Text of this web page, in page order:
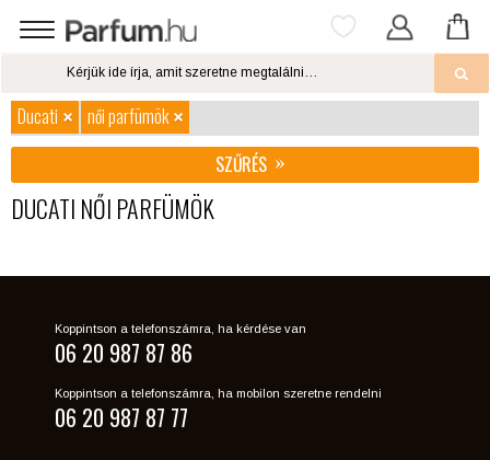
Ducati
női parfümök
SZŰRÉS
DUCATI NŐI PARFÜMÖK
Koppintson a telefonszámra, ha kérdése van
06 20 987 87 86
Koppintson a telefonszámra, ha mobilon szeretne rendelni
06 20 987 87 77